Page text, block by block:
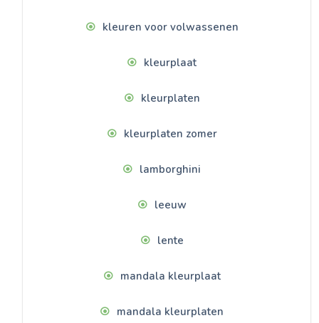
kleuren voor volwassenen
kleurplaat
kleurplaten
kleurplaten zomer
lamborghini
leeuw
lente
mandala kleurplaat
mandala kleurplaten